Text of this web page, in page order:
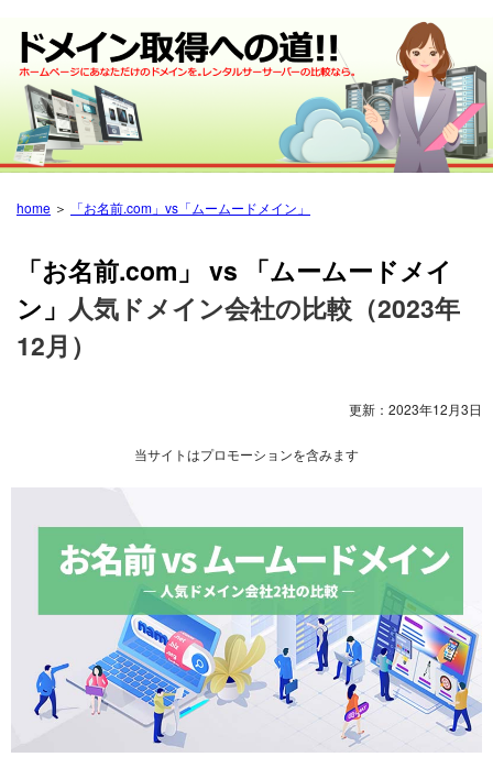
home ＞ 「お名前.com」vs「ムームードメイン」
「お名前.com」 vs 「ムームードメイ
ン」 人気ドメイン会社の比較（2023年
12月）
更新： 2023年12月3日
当サイトはプロモーションを含みます